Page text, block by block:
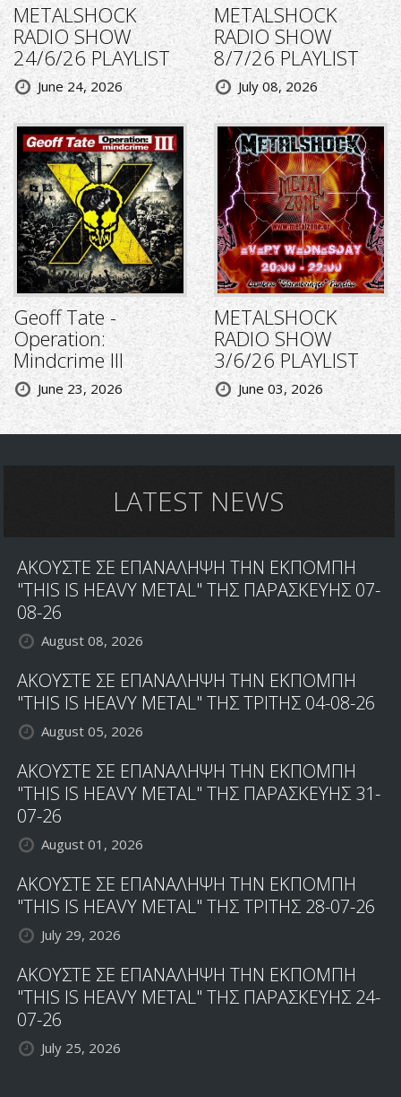
METALSHOCK
RADIO SHOW
24/6/26 PLAYLIST
June 24, 2026
METALSHOCK
RADIO SHOW
8/7/26 PLAYLIST
July 08, 2026
Geoff Tate -
Operation:
Mindcrime III
June 23, 2026
METALSHOCK
RADIO SHOW
3/6/26 PLAYLIST
June 03, 2026
LATEST NEWS
ΑΚΟΥΣΤΕ ΣΕ ΕΠΑΝΑΛΗΨΗ ΤΗΝ ΕΚΠΟΜΠΗ
"THIS IS HEAVY METAL" ΤΗΣ ΠΑΡΑΣΚΕΥΗΣ 07-
08-26
August 08, 2026
ΑΚΟΥΣΤΕ ΣΕ ΕΠΑΝΑΛΗΨΗ ΤΗΝ ΕΚΠΟΜΠΗ
"THIS IS HEAVY METAL" ΤΗΣ ΤΡΙΤΗΣ 04-08-26
August 05, 2026
ΑΚΟΥΣΤΕ ΣΕ ΕΠΑΝΑΛΗΨΗ ΤΗΝ ΕΚΠΟΜΠΗ
"THIS IS HEAVY METAL" ΤΗΣ ΠΑΡΑΣΚΕΥΗΣ 31-
07-26
August 01, 2026
ΑΚΟΥΣΤΕ ΣΕ ΕΠΑΝΑΛΗΨΗ ΤΗΝ ΕΚΠΟΜΠΗ
"THIS IS HEAVY METAL" ΤΗΣ ΤΡΙΤΗΣ 28-07-26
July 29, 2026
ΑΚΟΥΣΤΕ ΣΕ ΕΠΑΝΑΛΗΨΗ ΤΗΝ ΕΚΠΟΜΠΗ
"THIS IS HEAVY METAL" ΤΗΣ ΠΑΡΑΣΚΕΥΗΣ 24-
07-26
July 25, 2026